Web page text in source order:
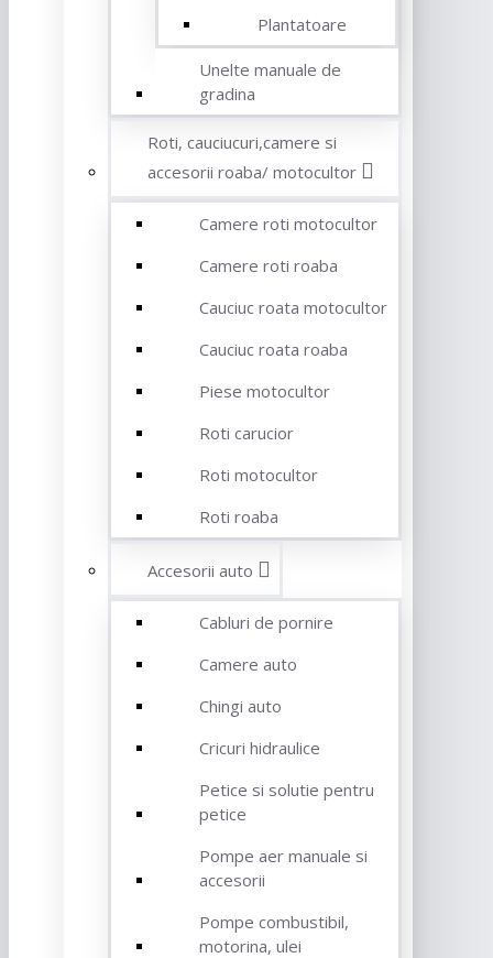
Plantatoare
Unelte manuale de
gradina
Roti, cauciucuri,camere si
accesorii roaba/ motocultor
Camere roti motocultor
Camere roti roaba
Cauciuc roata motocultor
Cauciuc roata roaba
Piese motocultor
Roti carucior
Roti motocultor
Roti roaba
Accesorii auto
Cabluri de pornire
Camere auto
Chingi auto
Cricuri hidraulice
Petice si solutie pentru
petice
Pompe aer manuale si
accesorii
Pompe combustibil,
motorina, ulei